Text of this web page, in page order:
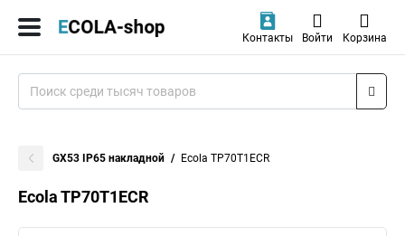
Контакты Войти Корзина
GX53 IP65 накладной Ecola TP70T1ECR
Ecola TP70T1ECR